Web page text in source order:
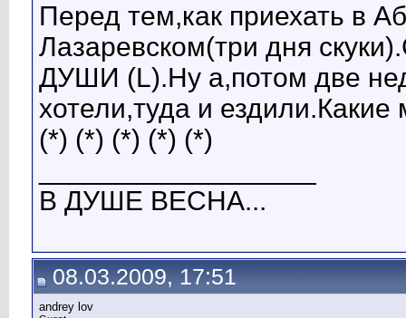
Перед тем,как приехать в
Лазаревском(три дня
ДУШИ (L).Ну а,потом две
хотели,туда и
(*) (*) (*) (*) (*)
В ДУШЕ ВЕСНА...
08.03.2009, 17:51
andrey lov